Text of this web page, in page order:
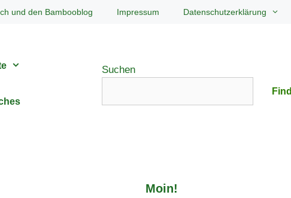
und den Bambooblog Impressum Datenschutzerklärung
Suchen
Moin!